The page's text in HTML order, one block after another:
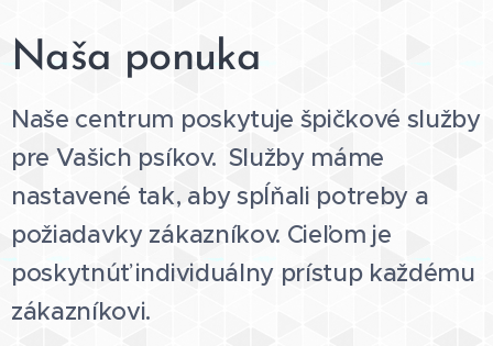
Naša ponuka
Naše centrum poskytuje špičkové služby
pre Vašich psíkov. Služby máme
nastavené tak, aby spĺňali potreby a
požiadavky zákazníkov. Cieľom je
poskytnúť individuálny prístup každému
zákazníkovi.